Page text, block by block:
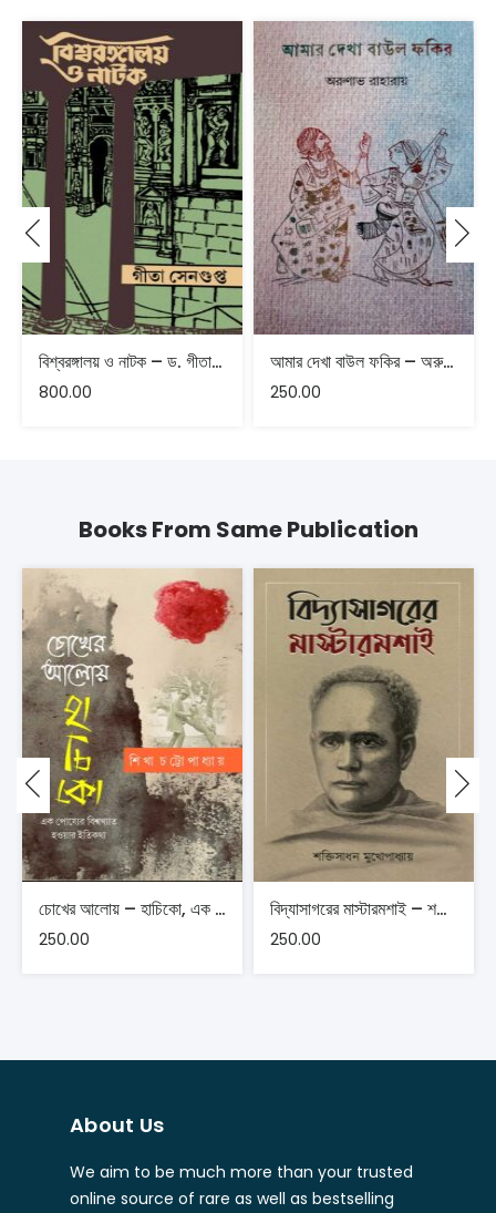
বিশ্বরঙ্গালয় ও নাটক – ড. গীতা সেনগুপ্ত
800.00
আমার দেখা বাউল ফকির – অরুণাভ রাহারায়
250.00
Books From Same Publication
চোখের আলোয় – হাচিকো, এক পোষ্যের বিশ্বখ্যাত হওয়ার ইতিকথা – শিখা চট্টোপাধ্যায়
250.00
বিদ্যাসাগরের মাস্টারমশাই – শক্তিসাধন মুখোপাধ্যায়
250.00
About Us
We aim to be much more than your trusted
online source of rare as well as bestselling